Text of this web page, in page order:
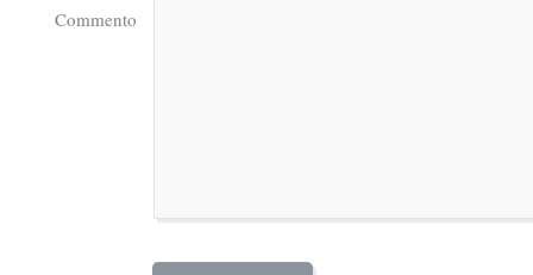
Commento